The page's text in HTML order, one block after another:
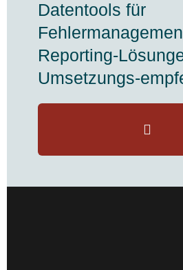
Datentools für
Reporting-
Umsetzungs-